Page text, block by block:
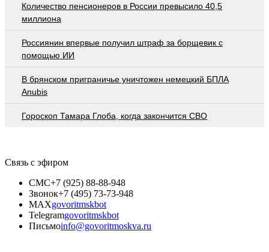
Количество пенсионеров в России превысило 40,5
миллиона
Россиянин впервые получил штраф за борщевик с
помощью ИИ
В брянском приграничье уничтожен немецкий БПЛА
Anubis
Гороскоп Тамара Глоба, когда закончится СВО
Связь с эфиром
СМС+7 (925) 88-88-948
Звонок+7 (495) 73-73-948
MAXgovoritmskbot
Telegramgovoritmskbot
Письмоinfo@govoritmoskva.ru